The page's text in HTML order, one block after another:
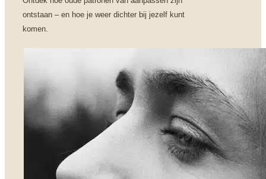
ontstaan – en hoe je weer dichter bij jezelf kunt
komen.